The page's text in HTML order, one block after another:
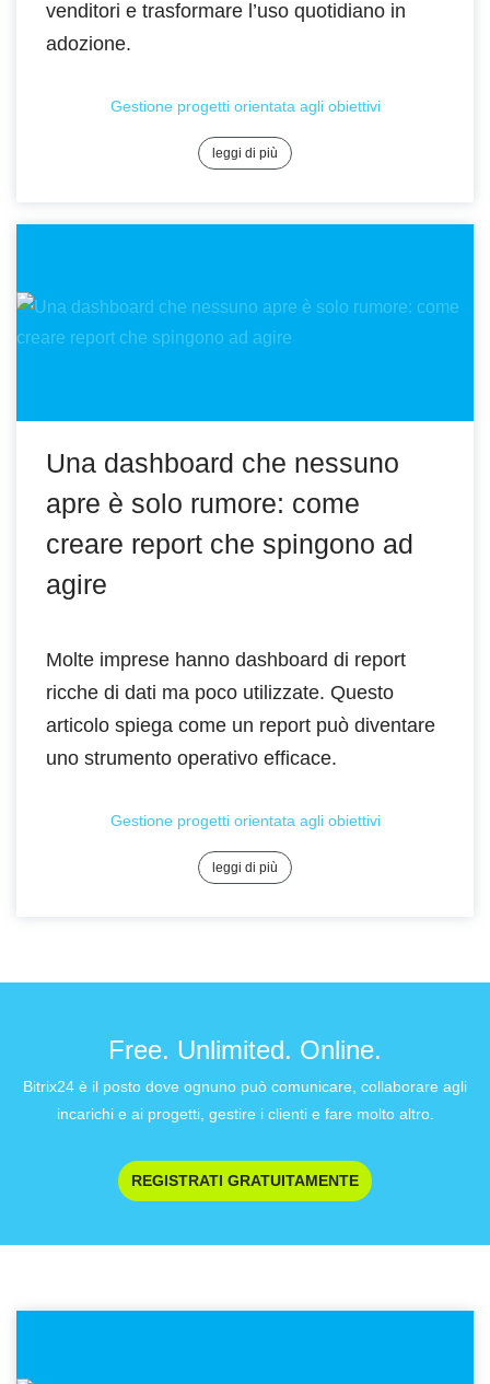
venditori e trasformare l’uso quotidiano in
adozione.
leggi di più
Gestione progetti orientata agli obiettivi
Una dashboard che nessuno
apre è solo rumore: come
creare report che spingono ad
agire
Molte imprese hanno dashboard di report
ricche di dati ma poco utilizzate. Questo
articolo spiega come un report può diventare
uno strumento operativo efficace.
leggi di più
Gestione progetti orientata agli obiettivi
Free. Unlimited. Online.
Bitrix24 è il posto dove ognuno può comunicare, collaborare agli
incarichi e ai progetti, gestire i clienti e fare molto altro.
REGISTRATI GRATUITAMENTE